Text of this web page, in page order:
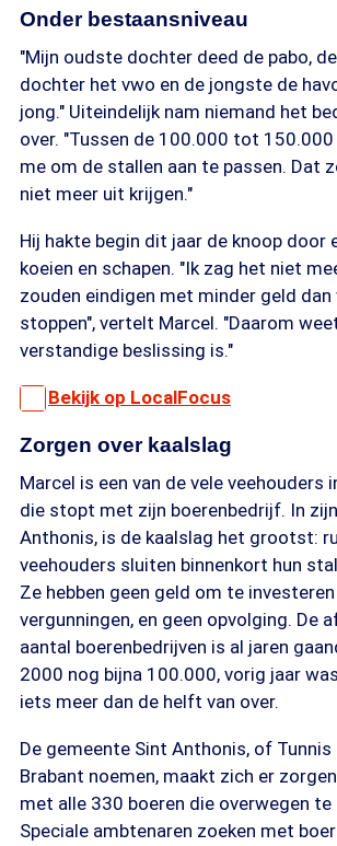
Onder bestaansniveau
"Mijn oudste dochter deed de pabo,
dochter het vwo en de jongste de
jong." Uiteindelijk nam niemand het
over. "Tussen de 100.000 tot
me om de stallen aan te passen. Dat
niet meer uit krijgen."
Hij hakte begin dit jaar de knoop door
koeien en schapen. "Ik zag het niet
zouden eindigen met minder geld dan
stoppen", vertelt Marcel. "Daarom
verstandige beslissing is."
Bekijk op LocalFocus
Zorgen over kaalslag
Marcel is een van de vele veehouders
die stopt met zijn boerenbedrijf. In
Anthonis, is de kaalslag het grootst:
veehouders sluiten binnenkort hun
Ze hebben geen geld om te investeren
vergunningen, en geen opvolging. De
aantal boerenbedrijven is al jaren
2000 nog bijna 100.000, vorig jaar
iets meer dan de helft van over.
De gemeente Sint Anthonis, of
Brabant noemen, maakt zich er
met alle 330 boeren die overwegen te
Speciale ambtenaren zoeken met